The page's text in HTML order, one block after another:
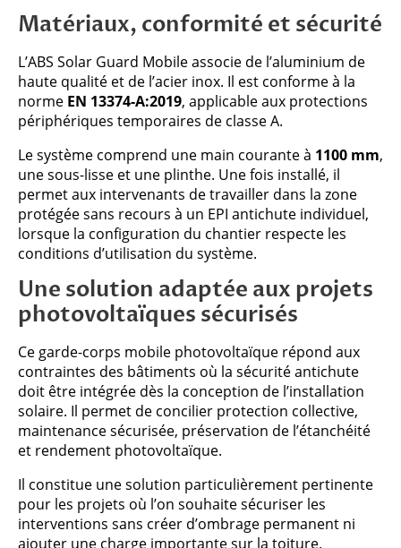
Matériaux, conformité et sécurité
L’ABS Solar Guard Mobile associe de l’aluminium de
haute qualité et de l’acier inox. Il est conforme à la
norme EN 13374-A:2019, applicable aux protections
périphériques temporaires de classe A.
Le système comprend une main courante à 1100 mm,
une sous-lisse et une plinthe. Une fois installé, il
permet aux intervenants de travailler dans la zone
protégée sans recours à un EPI antichute individuel,
lorsque la configuration du chantier respecte les
conditions d’utilisation du système.
Une solution adaptée aux projets
photovoltaïques sécurisés
Ce garde-corps mobile photovoltaïque répond aux
contraintes des bâtiments où la sécurité antichute
doit être intégrée dès la conception de l’installation
solaire. Il permet de concilier protection collective,
maintenance sécurisée, préservation de l’étanchéité
et rendement photovoltaïque.
Il constitue une solution particulièrement pertinente
pour les projets où l’on souhaite sécuriser les
interventions sans créer d’ombrage permanent ni
ajouter une charge importante sur la toiture.